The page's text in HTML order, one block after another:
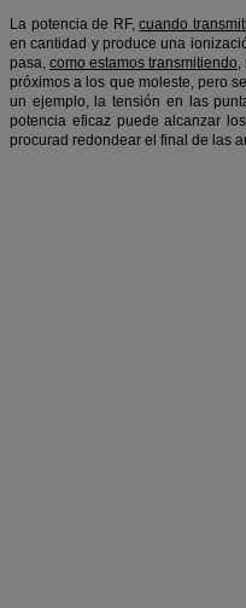
La potencia de RF,cuando
en cantidad y produce una
pasa, como estamos transmitiendo,
próximos a los que moleste, pero
un ejemplo, la tensión en las
potencia eficaz puede alcanzar
procurad redondear el final de las